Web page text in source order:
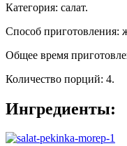
Категория: салат.
Способ приготовления:
Общее время
Количество порций: 4.
Ингредиенты: